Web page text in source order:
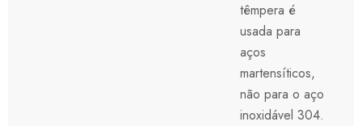
têmpera é
usada para
aços
martensíticos,
não para o aço
inoxidável 304.